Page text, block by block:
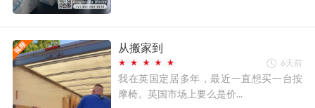
从搬家到
6天前
我在英国定居多年，最近一直想买一台按
摩椅。英国市场上要么是价...